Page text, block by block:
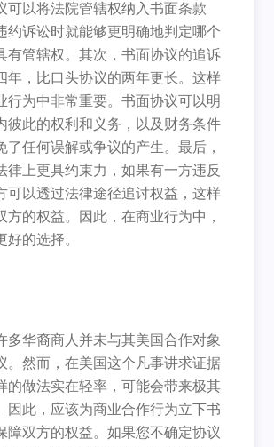
可以将法院管辖权纳入书面条款
约诉讼时就能够更明确地判定哪个
有管辖权。其次，书面协议的追诉
年，比口头协议的两年更长。这样
行为中非常重要。书面协议可以明
彼此的权利和义务，以及财务条件
了任何误解或争议的产生。最后，
律上更具约束力，如果有一方违反
可以透过法律途径追讨权益，这样
方的权益。因此，在商业行为中，
好的选择。
多华裔商人并未与其美国合作对象
。然而，在美国这个凡事讲求证据
的做法实在轻率，可能会带来极其
因此，应该为商业合作行为立下书
障双方的权益。如果您不确定协议